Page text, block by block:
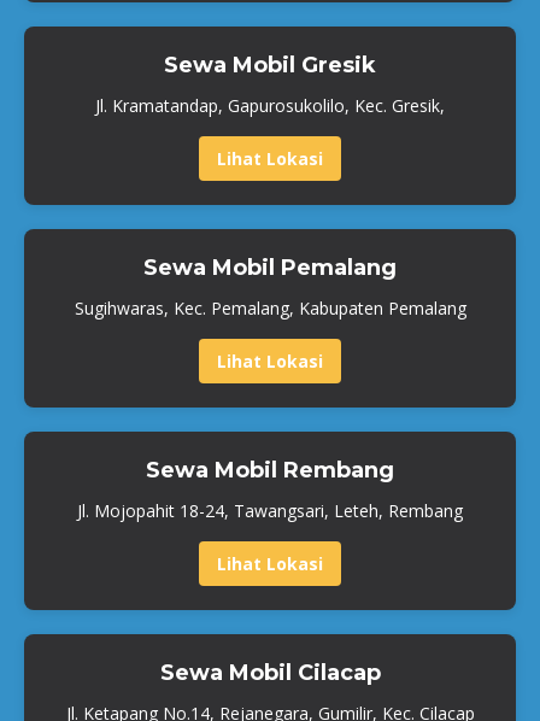
Sewa Mobil Gresik
Jl. Kramatandap, Gapurosukolilo, Kec. Gresik,
Lihat Lokasi
Sewa Mobil Pemalang
Sugihwaras, Kec. Pemalang, Kabupaten Pemalang
Lihat Lokasi
Sewa Mobil Rembang
Jl. Mojopahit 18-24, Tawangsari, Leteh, Rembang
Lihat Lokasi
Sewa Mobil Cilacap
Jl. Ketapang No.14, Rejanegara, Gumilir, Kec. Cilacap